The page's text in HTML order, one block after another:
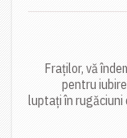
Fraților, vă
pentru
luptați în rugăciuni